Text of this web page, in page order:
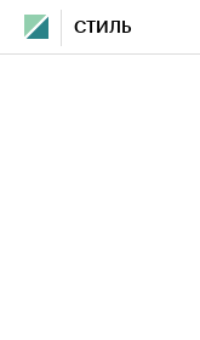
СТИЛЬ